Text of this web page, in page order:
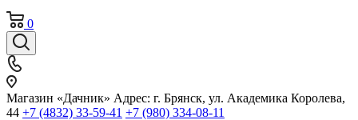
0
Магазин «Дачник» Адрес: г. Брянск, ул. Академика Королева,
44 +7 (4832) 33-59-41 +7 (980) 334-08-11